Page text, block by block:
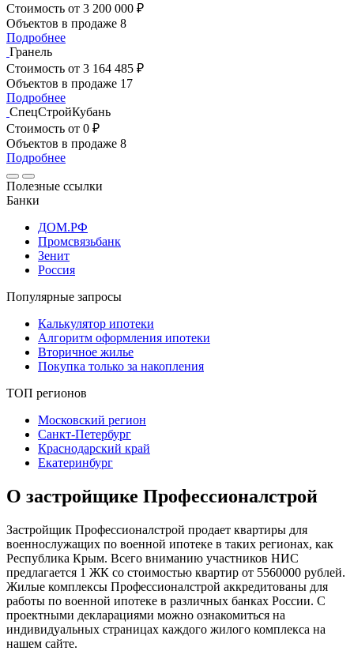
Стоимость от 3 200 000 ₽
Объектов в продаже 8
Подробнее
Гранель
Стоимость от 3 164 485 ₽
Объектов в продаже 17
Подробнее
СпецСтройКубань
Стоимость от 0 ₽
Объектов в продаже 8
Подробнее
Полезные ссылки
Банки
ДОМ.РФ
Промсвязьбанк
Зенит
Россия
Популярные запросы
Калькулятор ипотеки
Алгоритм оформления ипотеки
Вторичное жилье
Покупка только за накопления
ТОП регионов
Московский регион
Санкт-Петербург
Краснодарский край
Екатеринбург
О застройщике Профессионалстрой
Застройщик Профессионалстрой продает квартиры для
военнослужащих по военной ипотеке в таких регионах, как
Республика Крым. Всего вниманию участников НИС
предлагается 1 ЖК со стоимостью квартир от 5560000 рублей.
Жилые комплексы Профессионалстрой аккредитованы для
работы по военной ипотеке в различных банках России. С
проектными декларациями можно ознакомиться на
индивидуальных страницах каждого жилого комплекса на
нашем сайте.